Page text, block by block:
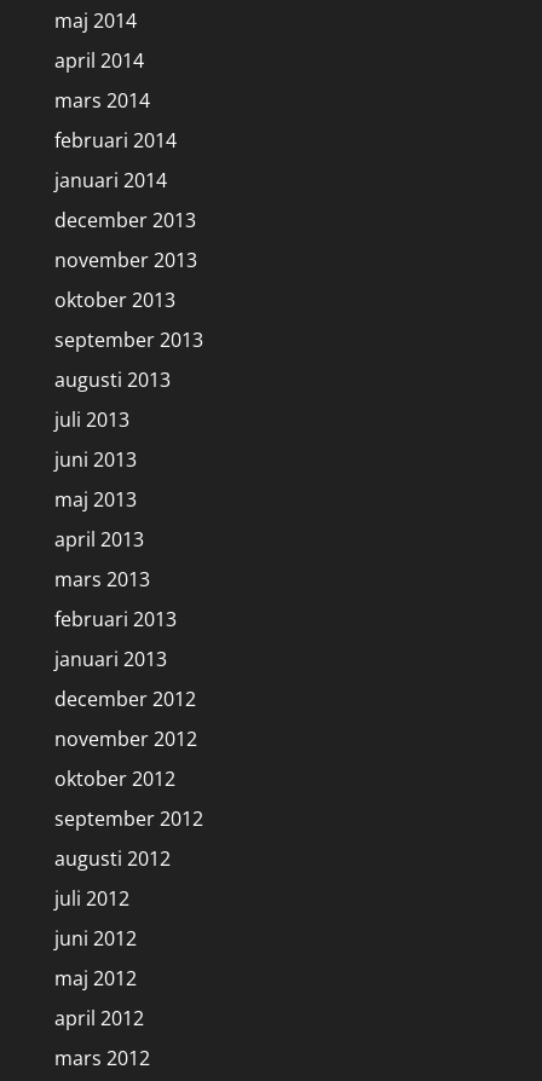
maj 2014
april 2014
mars 2014
februari 2014
januari 2014
december 2013
november 2013
oktober 2013
september 2013
augusti 2013
juli 2013
juni 2013
maj 2013
april 2013
mars 2013
februari 2013
januari 2013
december 2012
november 2012
oktober 2012
september 2012
augusti 2012
juli 2012
juni 2012
maj 2012
april 2012
mars 2012